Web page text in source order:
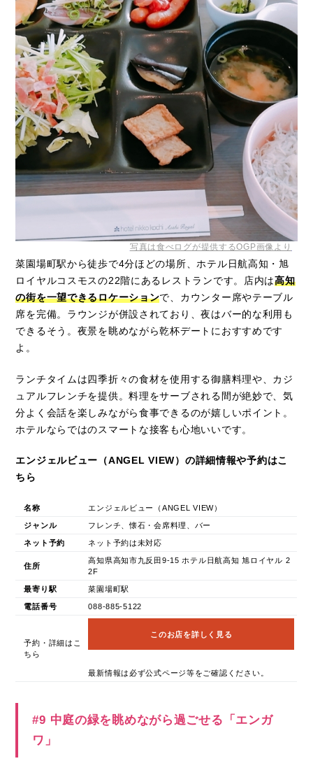
写真は食べログが提供するOGP画像より
菜園場町駅から徒歩で4分ほどの場所、ホテル日航高知・旭
ロイヤルコスモスの22階にあるレストランです。店内は高知
の街を一望できるロケーションで、カウンター席やテーブル
席を完備。ラウンジが併設されており、夜はバー的な利用も
できるそう。夜景を眺めながら乾杯デートにおすすめです
よ。
ランチタイムは四季折々の食材を使用する御膳料理や、カジ
ュアルフレンチを提供。料理をサーブされる間が絶妙で、気
分よく会話を楽しみながら食事できるのが嬉しいポイント。
ホテルならではのスマートな接客も心地いいです。
エンジェルビュー（ANGEL VIEW）の詳細情報や予約はこ
ちら
名称 エンジェルビュー（ANGEL VIEW）
ジャンル フレンチ、懐石・会席料理、バー
ネット予約 ネット予約は未対応
住所
高知県高知市九反田9-15 ホテル日航高知 旭ロイヤル 2
2F
最寄り駅 菜園場町駅
電話番号 088-885-5122
予約・詳細はこ
ちら
このお店を詳しく見る
最新情報は必ず公式ページ等をご確認ください。
#9 中庭の緑を眺めながら過ごせる「エンガ
ワ」